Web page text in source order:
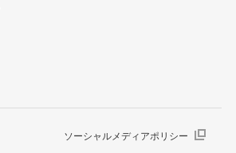
ソーシャルメディアポリシー